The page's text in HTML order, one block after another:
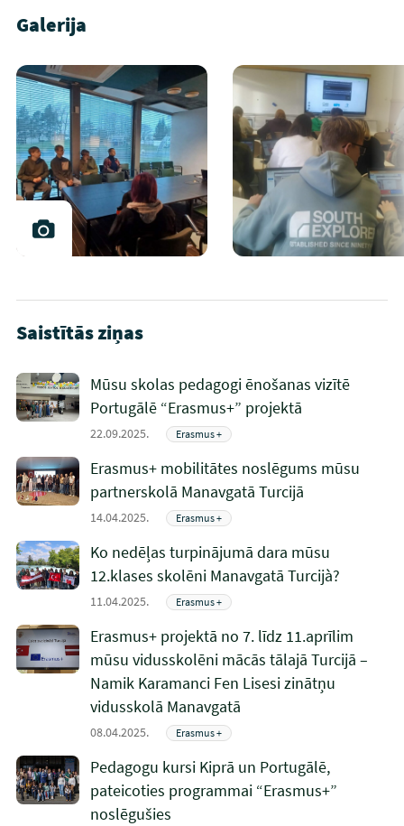
Galerija
Saistītās ziņas
Mūsu skolas pedagogi ēnošanas vizītē
Portugālē “Erasmus+” projektā
22.09.2025. Erasmus +
Erasmus+ mobilitātes noslēgums mūsu
partnerskolā Manavgatā Turcijā
14.04.2025. Erasmus +
Ko nedēļas turpinājumā dara mūsu
12.klases skolēni Manavgatā Turcijà?
11.04.2025. Erasmus +
Erasmus+ projektā no 7. līdz 11.aprīlim
mūsu vidusskolēni mācās tālajā Turcijā –
Namik Karamanci Fen Lisesi zinātņu
vidusskolā Manavgatā
08.04.2025. Erasmus +
Pedagogu kursi Kiprā un Portugālē,
pateicoties programmai “Erasmus+”
noslēgušies